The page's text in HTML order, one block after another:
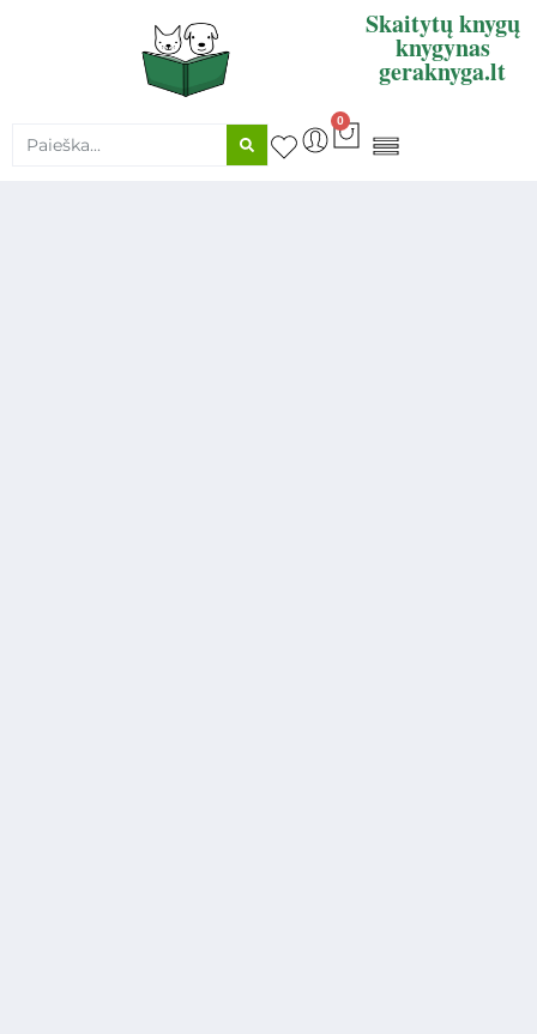
Skaitytų knygų
knygynas
geraknyga.lt
0